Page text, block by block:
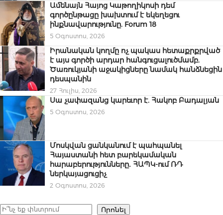
Ամենայն Հայոց Կաթողիկոսի դեմ
գործընթացը խախտում է եկեղեցու
ինքնավարությունը. Forum 18
5 Օգոստոս, 2026
Իրանական կողմը ոչ պակաս հետաքրքրված
է այս գործի արդար հանգուցալուծմամբ.
Ծառուկյանի աջակիցները նամակ հանձնեցին
դեսպանին
27 Հուլիս, 2026
Սա չափազանց կարեւոր է. Հակոբ Բադալյան
5 Օգոստոս, 2026
Մոսկվան ցանկանում է պահպանել
Հայաստանի հետ բարեկամական
հարաբերությունները․ ՀԱՊԿ-ում ՌԴ
ներկայացուցիչ
2 Օգոստոս, 2026
Որոնել Որոնել